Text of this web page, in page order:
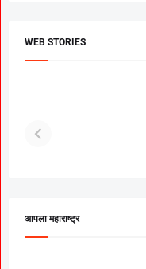
WEB STORIES
पूजा सावंत ने गुपचूप
उरकला साखरपुडा.
आपला महाराष्ट्र